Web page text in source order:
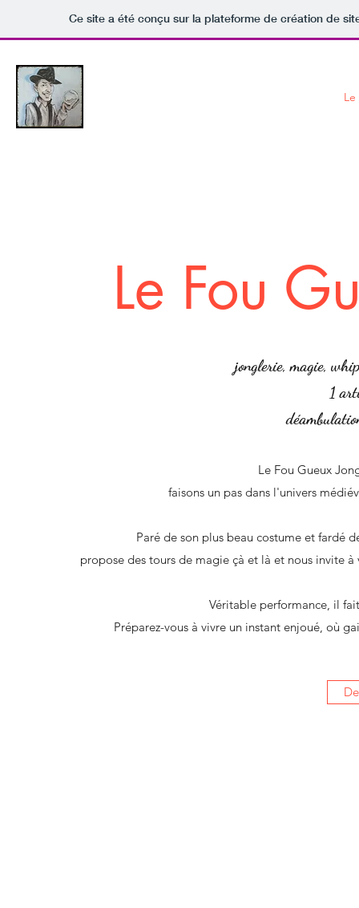
Ce site a été conçu sur la plateforme de création de
Le Fou
jonglerie, magie,
1
Le Fou Gueux
faisons un pas dans l'univers
Paré de son plus beau costume et fardé
propose des tours de magie çà et là et nous invite
Véritable performance, il
Préparez-vous à vivre un instant enjoué, où